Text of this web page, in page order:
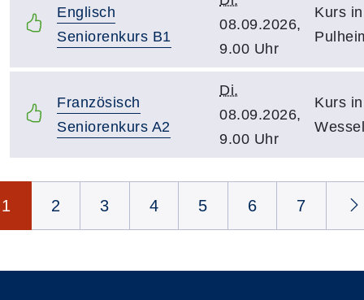
Englisch
Seniorenkurs B1
08.09.2026,
9.00 Uhr
Kurs in
Französisch
Seniorenkurs A2
Di.
08.09.2026,
9.00 Uhr
Kurs in
1 2 3 4 5 6 7